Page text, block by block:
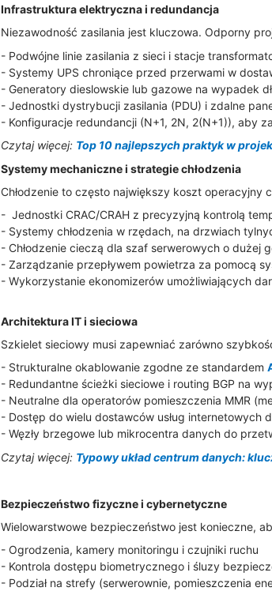
Infrastruktura elektryczna i redundancja
Niezawodność zasilania jest kluczowa. Odporny
- Podwójne linie zasilania z sieci i stacje
- Systemy UPS chroniące przed przerwami w
- Generatory dieslowskie lub gazowe na wypadek
- Jednostki dystrybucji zasilania (PDU) i zdalne
- Konfiguracje redundancji (N+1, 2N, 2(N+1)), aby
Czytaj więcej: Top 10 najlepszych praktyk w
Systemy mechaniczne i strategie chłodzenia
Chłodzenie to często największy koszt
- Jednostki CRAC/CRAH z precyzyjną kontrolą
- Systemy chłodzenia w rzędach, na drzwiach
- Chłodzenie cieczą dla szaf serwerowych o dużej
- Zarządzanie przepływem powietrza za pomocą
- Wykorzystanie ekonomizerów umożliwiających
Architektura IT i sieciowa
Szkielet sieciowy musi zapewniać zarówno
- Strukturalne okablowanie zgodne ze standardem
- Redundantne ścieżki sieciowe i routing BGP na
- Neutralne dla operatorów pomieszczenia MMR
- Dostęp do wielu dostawców usług internetowych
- Węzły brzegowe lub mikrocentra danych do
Czytaj więcej: Typowy układ centrum danych:
Bezpieczeństwo fizyczne i cybernetyczne
Wielowarstwowe bezpieczeństwo jest konieczne,
- Ogrodzenia, kamery monitoringu i czujniki ruchu
- Kontrola dostępu biometrycznego i śluzy
- Podział na strefy (serwerownie, pomieszczenia